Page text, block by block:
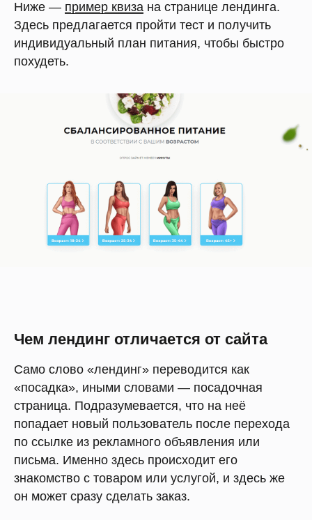
Ниже — пример квиза на странице лендинга.
Здесь предлагается пройти тест и получить
индивидуальный план питания, чтобы быстро
похудеть.
Чем лендинг отличается от сайта
Само слово «лендинг» переводится как
«посадка», иными словами — посадочная
страница. Подразумевается, что на неё
попадает новый пользователь после перехода
по ссылке из рекламного объявления или
письма. Именно здесь происходит его
знакомство с товаром или услугой, и здесь же
он может сразу сделать заказ.